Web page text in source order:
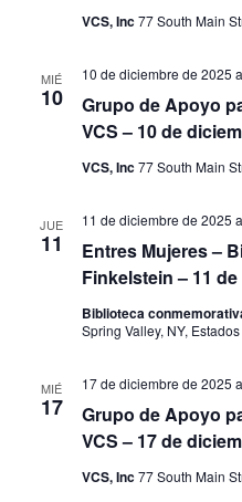
VCS, Inc77 South Main
MIÉ
10
Grupo de Apoyo
VCS – 10 de
10 de diciembre de 2025
VCS, Inc77 South Main
JUE
11
Entres Mujeres –
Finkelstein – 11
11 de diciembre de 2025
Biblioteca
Spring Valley, NY,
MIÉ
17
Grupo de Apoyo
VCS – 17 de
17 de diciembre de 2025
VCS, Inc77 South Main